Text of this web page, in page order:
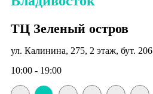
ТЦ Зеленый остров
ул. Калинина, 275, 2 этаж, бут. 206
10:00 - 19:00